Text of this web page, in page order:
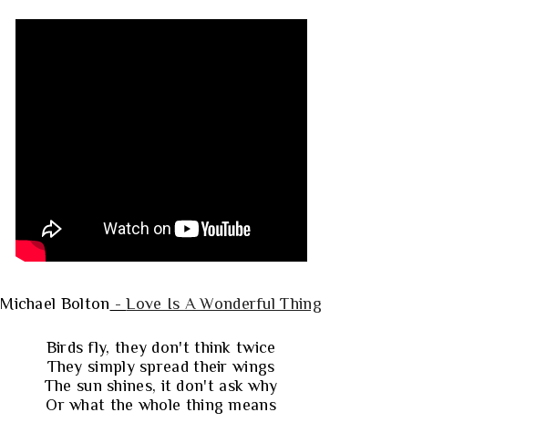
Michael Bolton -Love Is A Wonderful Thing
Birds fly, they don't think twice
They simply spread their wings
The sun shines, it don't ask why
Or what the whole thing means